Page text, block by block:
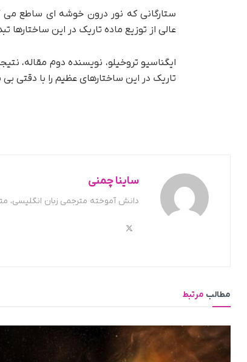
ستارگانی که نور درون خوشه ای ساطع می
عالی از توزیع ماده تاریک در این ساختارها
ایگناسیو تروخیلو، نویسنده دوم مقاله،
تاریک در این ساختارهای عظیم را با
ساینا چمنی
دانش آموخته مترجمی زبان انگلیسی،
مطالب مرتبط